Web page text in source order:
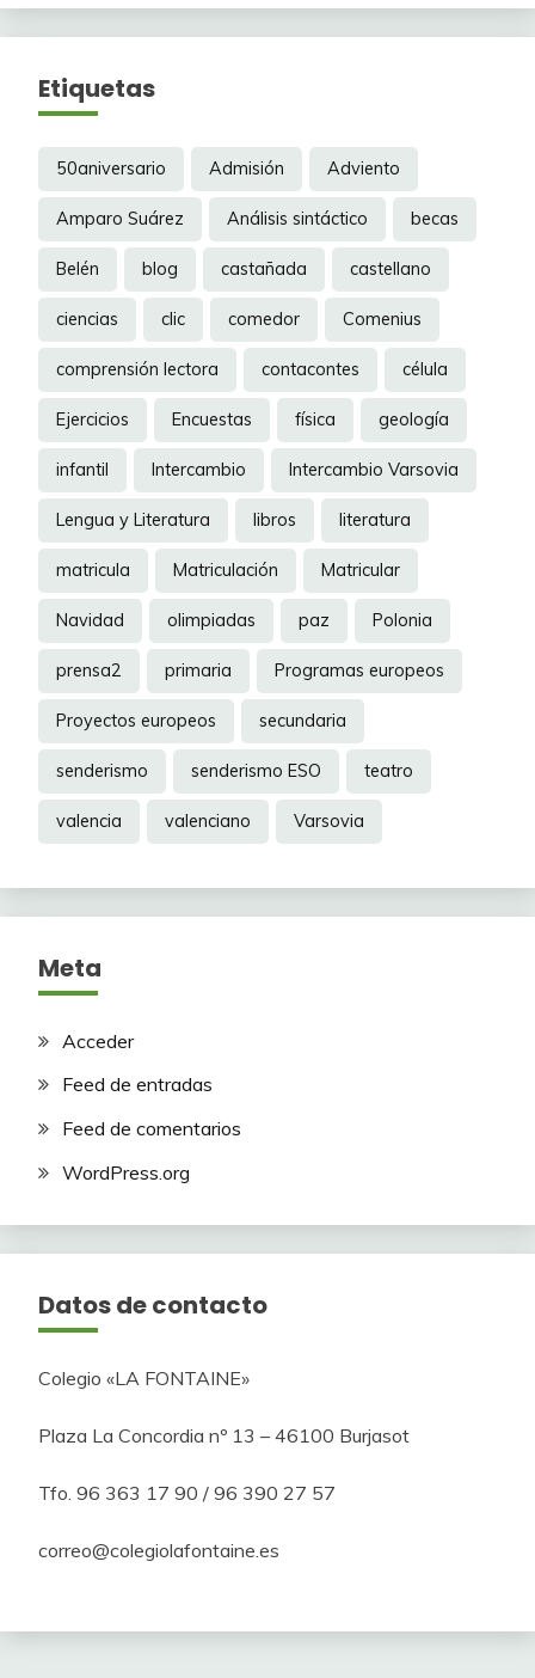
Etiquetas
50aniversario Admisión Adviento
Amparo Suárez Análisis sintáctico becas
Belén blog castañada castellano
ciencias clic comedor Comenius
comprensión lectora contacontes célula
Ejercicios Encuestas física geología
infantil Intercambio Intercambio Varsovia
Lengua y Literatura libros literatura
matricula Matriculación Matricular
Navidad olimpiadas paz Polonia
prensa2 primaria Programas europeos
Proyectos europeos secundaria
senderismo senderismo ESO teatro
valencia valenciano Varsovia
Meta
Acceder
Feed de entradas
Feed de comentarios
WordPress.org
Datos de contacto
Colegio «LA FONTAINE»
Plaza La Concordia nº 13 – 46100 Burjasot
Tfo. 96 363 17 90 / 96 390 27 57
correo@colegiolafontaine.es